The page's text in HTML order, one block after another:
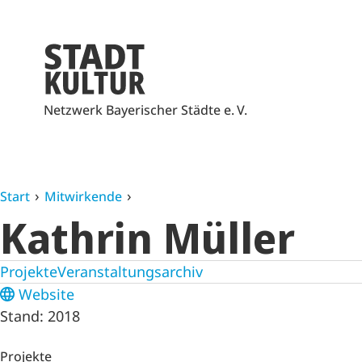
Netzwerk Bayerischer Städte e. V.
Start Mitwirkende
Kathrin Müller
ProjekteVeranstaltungsarchiv
Website
Stand: 2018
Projekte